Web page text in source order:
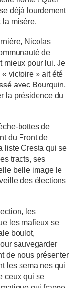
déjà lourdement
la misère.
Nicolas
de
mieux pour lui. Je
« victoire » ait été
avec Bourquin,
la présidence du
bottes de
du Front de
liste Cresta qui se
tracts, ses
belle image le
des élections
les
les mafieux se
boulot,
sauvegarder
de nous présenter
les semaines qui
ceux qui se